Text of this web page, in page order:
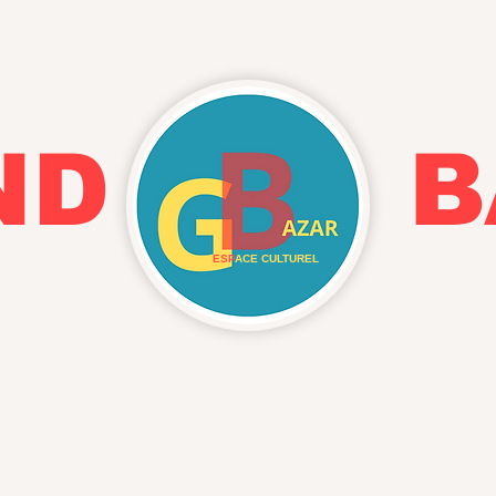
ESPACE CULTUREL